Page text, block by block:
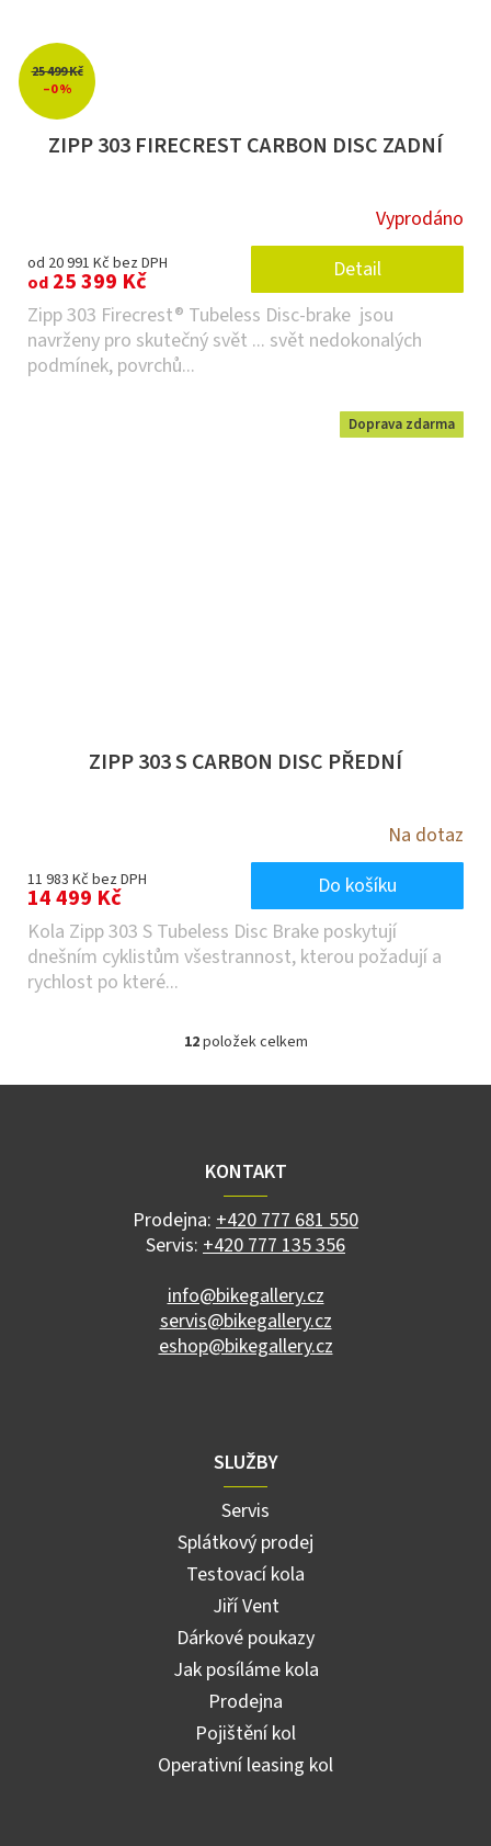
25 499 Kč
–0 %
ZIPP 303 FIRECREST CARBON DISC ZADNÍ
Vyprodáno
od 20 991 Kč bez DPH
od 25 399 Kč
Detail
Zipp 303 Firecrest® Tubeless Disc-brake jsou
navrženy pro skutečný svět ... svět nedokonalých
podmínek, povrchů...
Doprava zdarma
ZIPP 303 S CARBON DISC PŘEDNÍ
Na dotaz
11 983 Kč bez DPH
14 499 Kč
Do košíku
Kola Zipp 303 S Tubeless Disc Brake poskytují
dnešním cyklistům všestrannost, kterou požadují a
rychlost po které...
O
l
c
í
p
r
v
y
v
ý
p
12položek celkem
KONTAKT
Prodejna: +420 777 681 550
Servis: +420 777 135 356
info@bikegallery.cz
servis@bikegallery.cz
eshop@bikegallery.cz
SLUŽBY
Servis
Splátkový prodej
Testovací kola
Jiří Vent
Dárkové poukazy
Jak posíláme kola
Prodejna
Pojištění kol
Operativní leasing kol